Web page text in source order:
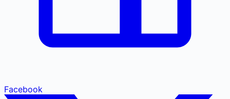
Facebook